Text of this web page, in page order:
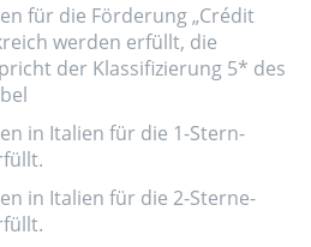
für die Förderung „Crédit
werden erfüllt, die
der Klassifizierung 5* des
in Italien für die 1-Stern-
in Italien für die 2-Sterne-